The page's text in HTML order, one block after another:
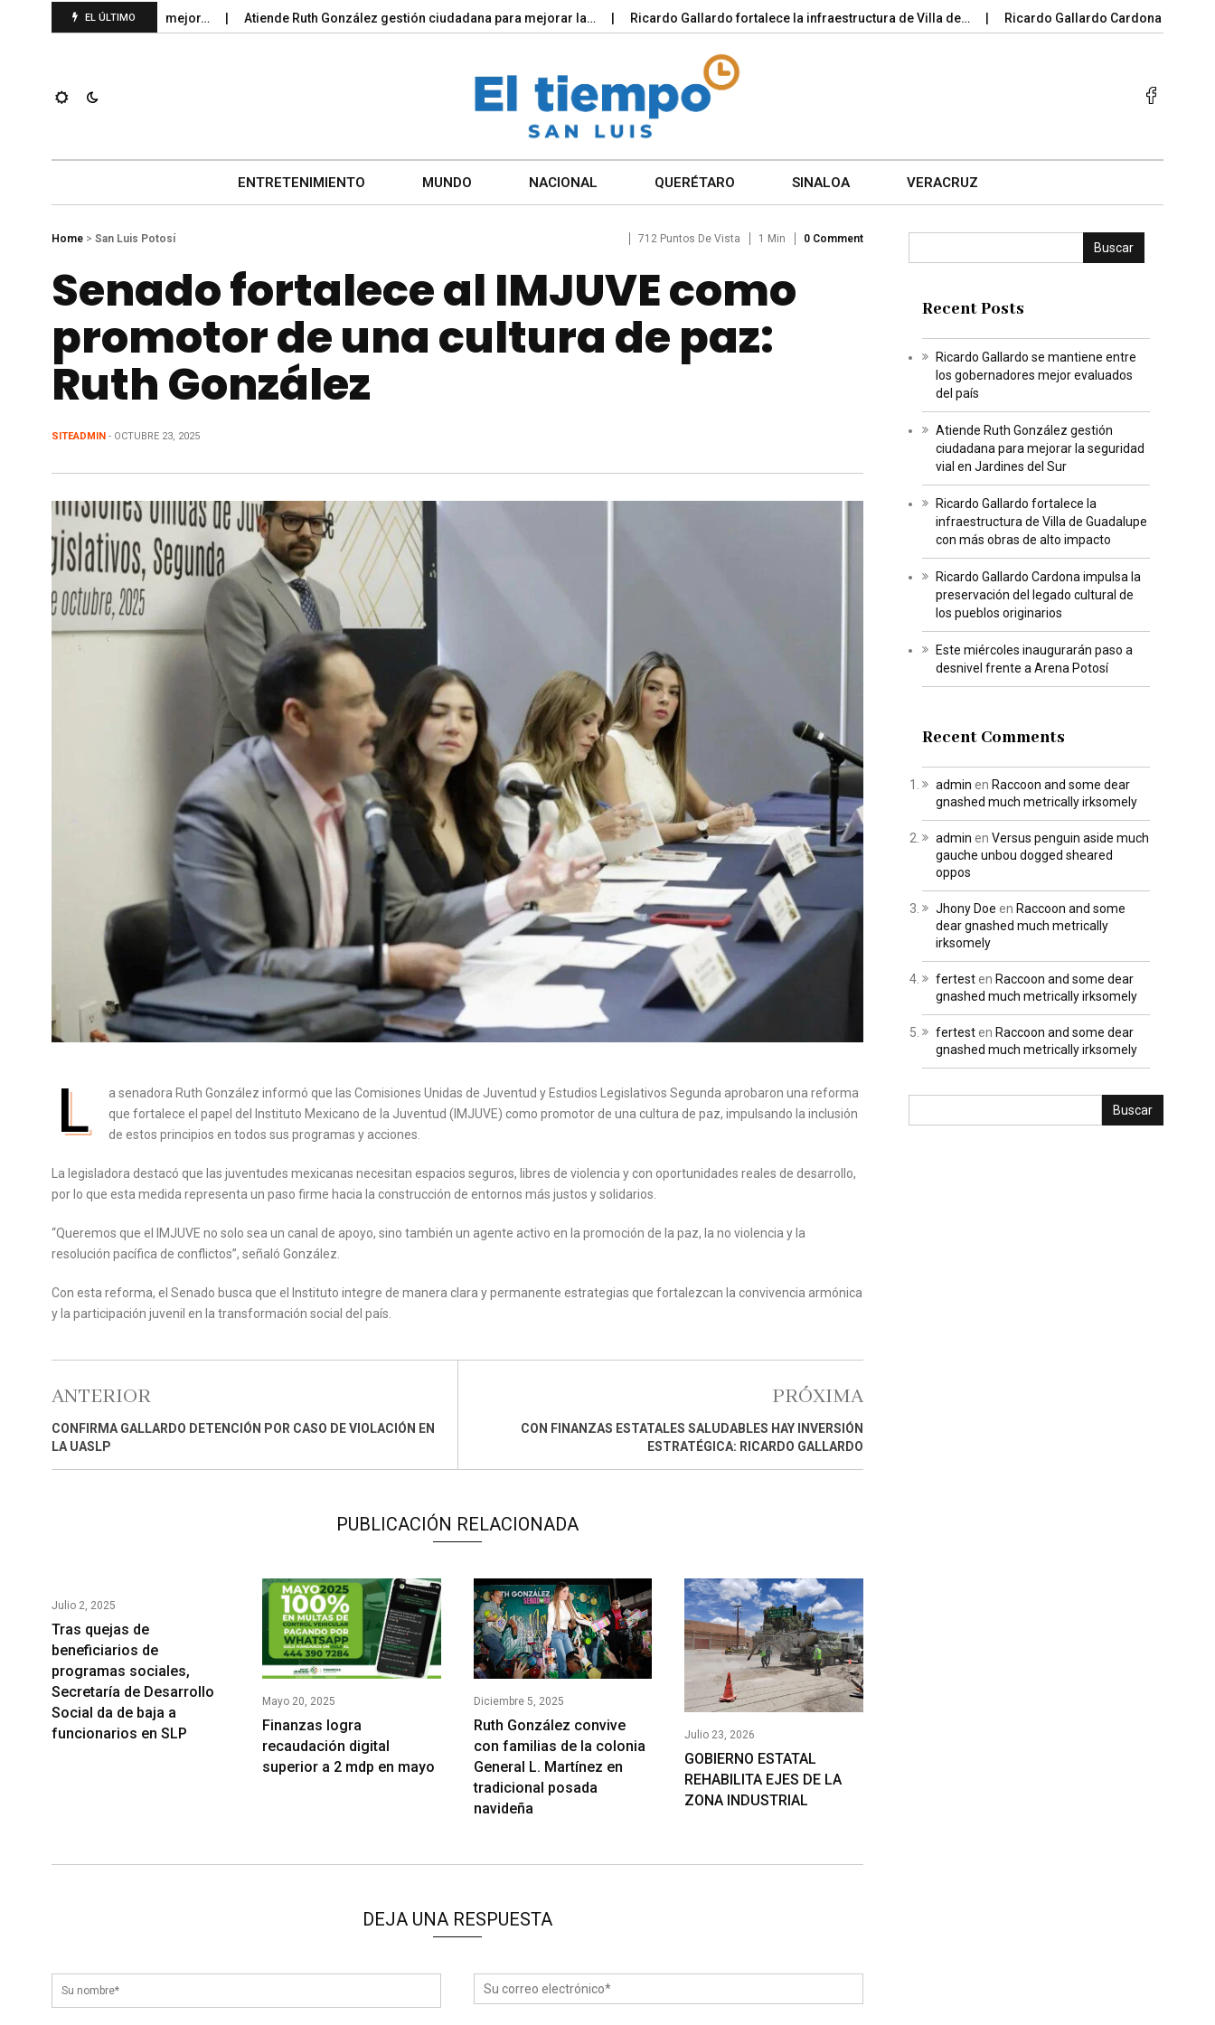
EL ÚLTIMO
los gobernadores mejor… Atiende Ruth González gestión ciudadana para mejorar la… Ricardo Gallardo fortalece la infraestructura de Villa de… Ricardo Gallardo Cardona impulsa la
ENTRETENIMIENTO MUNDO NACIONAL QUERÉTARO SINALOA VERACRUZ
Home > San Luis Potosí 712 Puntos De Vista 1 Min 0 Comment
Senado fortalece al IMJUVE como
promotor de una cultura de paz:
Ruth González
SITEADMIN - OCTUBRE 23, 2025
L
a senadora Ruth González informó que las Comisiones Unidas de Juventud y Estudios Legislativos Segunda aprobaron una reforma
que fortalece el papel del Instituto Mexicano de la Juventud (IMJUVE) como promotor de una cultura de paz, impulsando la inclusión
de estos principios en todos sus programas y acciones.
La legisladora destacó que las juventudes mexicanas necesitan espacios seguros, libres de violencia y con oportunidades reales de desarrollo,
por lo que esta medida representa un paso firme hacia la construcción de entornos más justos y solidarios.
“Queremos que el IMJUVE no solo sea un canal de apoyo, sino también un agente activo en la promoción de la paz, la no violencia y la
resolución pacífica de conflictos”, señaló González.
Con esta reforma, el Senado busca que el Instituto integre de manera clara y permanente estrategias que fortalezcan la convivencia armónica
y la participación juvenil en la transformación social del país.
ANTERIOR
CONFIRMA GALLARDO DETENCIÓN POR CASO DE VIOLACIÓN EN
LA UASLP
PRÓXIMA
CON FINANZAS ESTATALES SALUDABLES HAY INVERSIÓN
ESTRATÉGICA: RICARDO GALLARDO
PUBLICACIÓN RELACIONADA
Julio 2, 2025
Tras quejas de
beneficiarios de
programas sociales,
Secretaría de Desarrollo
Social da de baja a
funcionarios en SLP
Mayo 20, 2025
Finanzas logra
recaudación digital
superior a 2 mdp en mayo
Diciembre 5, 2025
Ruth González convive
con familias de la colonia
General L. Martínez en
tradicional posada
navideña
Julio 23, 2026
GOBIERNO ESTATAL
REHABILITA EJES DE LA
ZONA INDUSTRIAL
DEJA UNA RESPUESTA
Buscar
Recent Posts
Ricardo Gallardo se mantiene entre
los gobernadores mejor evaluados
del país
Atiende Ruth González gestión
ciudadana para mejorar la seguridad
vial en Jardines del Sur
Ricardo Gallardo fortalece la
infraestructura de Villa de Guadalupe
con más obras de alto impacto
Ricardo Gallardo Cardona impulsa la
preservación del legado cultural de
los pueblos originarios
Este miércoles inaugurarán paso a
desnivel frente a Arena Potosí
Recent Comments
admin en Raccoon and some dear
gnashed much metrically irksomely
admin en Versus penguin aside much
gauche unbou dogged sheared
oppos
Jhony Doe en Raccoon and some
dear gnashed much metrically
irksomely
fertesten Raccoon and some dear
gnashed much metrically irksomely
fertesten Raccoon and some dear
gnashed much metrically irksomely